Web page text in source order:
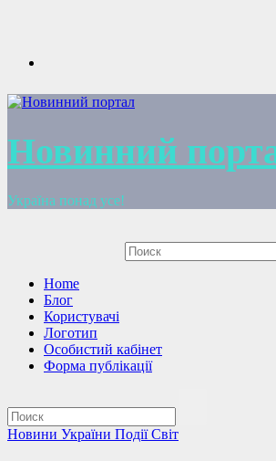
Новинний
Україна понад усе!
Home
Блог
Користувачі
Логотип
Особистий кабінет
Форма публікації
Новини України ПодіїСвіт